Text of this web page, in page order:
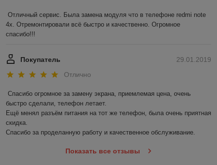
Отличный сервис. Была замена модуля что в телефоне redmi note
4х. Отремонтировали всё быстро и качественно. Огромное
спасибо!!!
29.01.2019
Покупатель
Отлично
Спасибо огромное за замену экрана, приемлемая цена, очень
быстро сделали, телефон летает.
Ещё менял разъём питания на тот же телефон, была очень приятная
скидка.
Спасибо за проделанную работу и качественное обслуживание.
Показать все отзывы